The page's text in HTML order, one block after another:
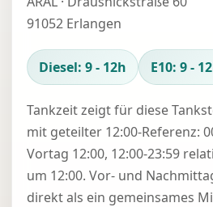
91052 Erlangen
Diesel: 9 - 12h E10: 9 -
Tankzeit zeigt für diese
mit geteilter 12:00-Referenz:
Vortag 12:00, 12:00-23:59
um 12:00. Vor- und
direkt als ein gemeinsames